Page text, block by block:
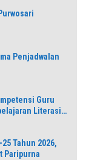
Penjadwalan
Guru
Literasi
Tahun 2026,
Paripurna